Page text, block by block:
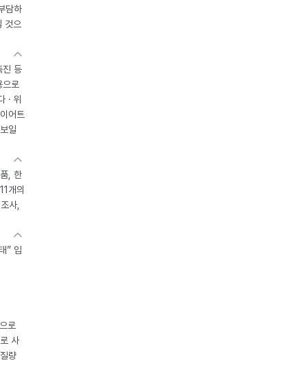
담하
것으
진 등
로
· 위
어트
일
, 한
개의
사,
” 입
로
사
량